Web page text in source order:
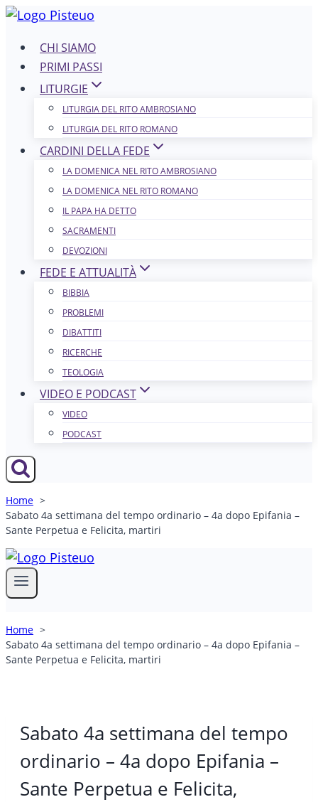
Salta
contenutoCHI SIAMO
PRIMI PASSI
LITURGIE
LITURGIA DEL RITO AMBROSIANO
LITURGIA DEL RITO ROMANO
CARDINI DELLA FEDE
LA DOMENICA NEL R​​​​​​ITO AMBROSIANO
LA DOMENICA NEL RITO ROMANO
IL PAPA HA DETTO
SACRAMENTI
DEVOZIONI
FEDE E ATTUALITÀ
BIBBIA
PROBLEMI
DIBATTITI
RICERCHE
TEOLOGIA
VIDEO E PODCAST
VIDEO
PODCAST
Home
Sabato 4a settimana del tempo ordinario – 4a dopo Epifania –
Sante Perpetua e Felicita, martiri
Home
Sabato 4a settimana del tempo ordinario – 4a dopo Epifania –
Sante Perpetua e Felicita, martiri
Sabato 4a settimana del tempo
ordinario – 4a dopo Epifania –
Sante Perpetua e Felicita,